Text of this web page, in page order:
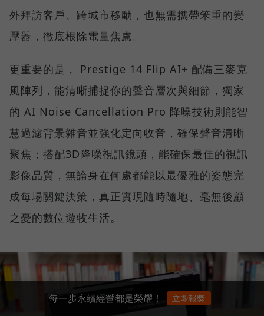
外拜訪客戶、跨城市移動，也無需攜帶笨重的變
壓器，徹底根除電量焦慮。
更重要的是， Prestige 14 Flip AI+ 配備三麥克
風陣列，能清晰捕捉你的聲音層次與細節，獨家
的 AI Noise Cancellation Pro 降噪技術則能智
慧過濾背景雜音並強化定向收音，確保聲音清晰
聚焦；搭配3D降噪視訊鏡頭，能確保最佳的視訊
影像品質，無論身在何處都能以最優雅的姿態完
成每場關鍵決策，真正實現隨時隨地、毫無後顧
之憂的數位遊牧生活。
每一步永續經營都是榮耀！ 立即報獎